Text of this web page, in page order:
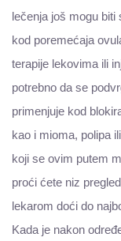
lečenja još mogu
kod poremećaja
terapije lekovima ili
potrebno da se
primenjuje kod
kao i mioma, polipa
koji se ovim putem
proći ćete niz
lekarom doći do
Kada je nakon